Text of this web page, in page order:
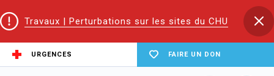
Travaux | Perturbations sur les sites du CHU
URGENCES FAIRE UN DON